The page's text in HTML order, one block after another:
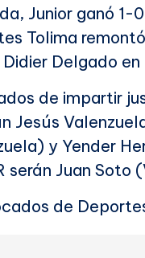
Junior ganó
Tolima
Delgado
de impartir
Jesús
y Yender
serán Juan
de